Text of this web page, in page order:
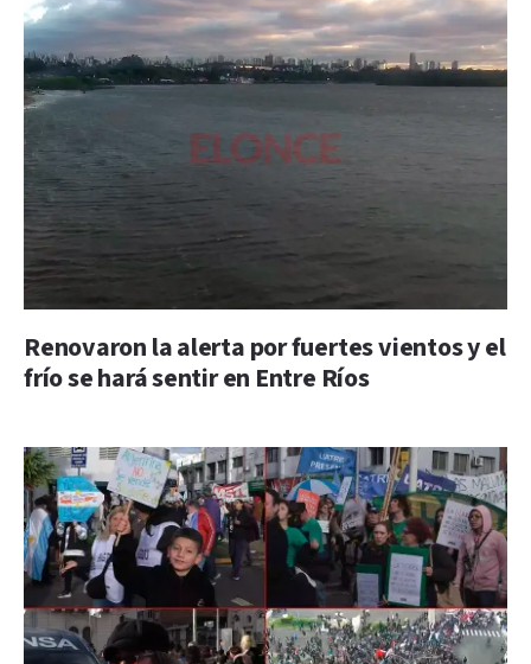
Renovaron la alerta por fuertes vientos y el
frío se hará sentir en Entre Ríos